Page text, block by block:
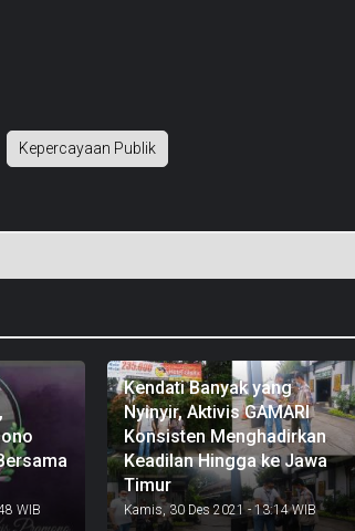
Kepercayaan Publik
WIB
Kendati Banyak yang
Nyinyir, Aktivis GAMARI
Konsisten Menghadirkan
Keadilan Hingga ke Jawa
Timur
Kamis, 30 Des 2021 - 13:14 WIB